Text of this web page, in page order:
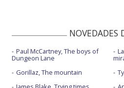
NOVEDADES
Paul McCartney, The boys of
Dungeon Lane
Gorillaz, The mountain